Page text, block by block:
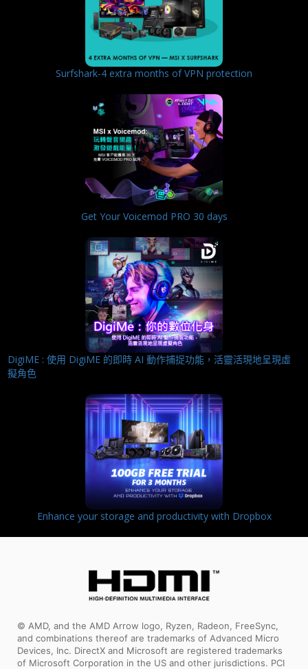
Surfshark-4 extra months of VPN protection
Get Your Voicemod PRO 30 days
DigiME : 使用 DigiME 的即時 AI 動作捕捉功能，活靈活現地呈現虛
擬角色
Enhance your storage and productivity with Dropbox
© AMD, and the AMD Arrow logo, Ryzen, Radeon, FreeSync,
and combinations thereof are trademarks of Advanced Micro
Devices, Inc. DirectX and Microsoft are registered trademarks
of Microsoft Corporation in the US and other jurisdictions. PCI